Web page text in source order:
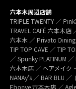
六本木周辺店舗
TRIPLE TWENTY ／
TRAVEL CAFÉ 六本木店
六本木 ／ Privato
TIP TOP CAVE ／ TIP
／ Spunky PLATINUM
六本木店 ／ ヘアメイク
NANAy’s ／ BAR BLU
Ebonye 六本木店 ／